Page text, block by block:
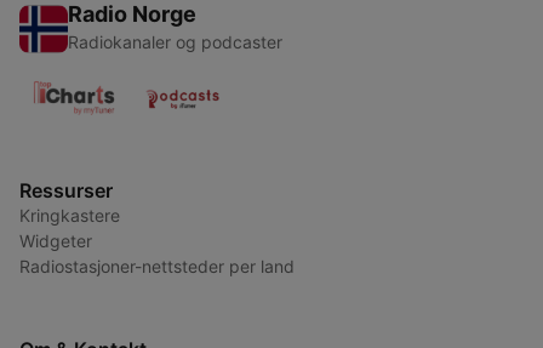
Radio Norge
Radiokanaler og podcaster
Ressurser
Kringkastere
Widgeter
Radiostasjoner-nettsteder per land